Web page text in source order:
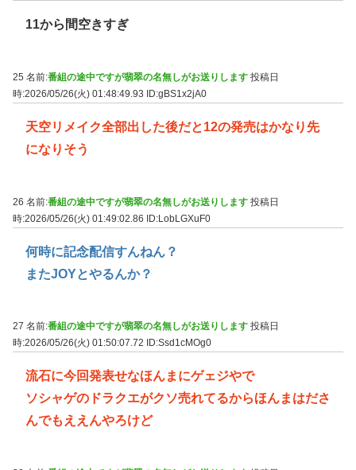
11から間空きすぎ
25 名前:番組の途中ですが翡翠の名無しがお送りします 投稿日
時:2026/05/26(火) 01:48:49.93
ID:gBS1x2jA0
天空リメイク全部出した後だと12の発売はかなり先
になりそう
26 名前:番組の途中ですが翡翠の名無しがお送りします 投稿日
時:2026/05/26(火) 01:49:02.86 ID:LobLGXuF0
何時に記念配信すんねん？
またJOYとやるんか？
27 名前:番組の途中ですが翡翠の名無しがお送りします 投稿日
時:2026/05/26(火) 01:50:07.72
ID:Ssd1cMOg0
流石に今回発表せなほんまにゲェジやで
ソシャゲのドラクエがクソ売れてるからほんまはださ
んでもええんやろけど